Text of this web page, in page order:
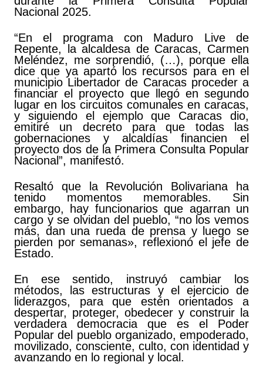
Nacional 2025.
“En el programa con Maduro Live de
Repente, la alcaldesa de Caracas, Carmen
Meléndez, me sorprendió, (…), porque ella
dice que ya apartó los recursos para en el
municipio Libertador de Caracas proceder a
financiar el proyecto que llegó en segundo
lugar en los circuitos comunales en caracas,
y siguiendo el ejemplo que Caracas dio,
emitiré un decreto para que todas las
gobernaciones y alcaldías financien el
proyecto dos de la Primera Consulta Popular
Nacional”, manifestó.
Resaltó que la Revolución Bolivariana ha
tenido momentos memorables. Sin
embargo, hay funcionarios que agarran un
cargo y se olvidan del pueblo, “no los vemos
más, dan una rueda de prensa y luego se
pierden por semanas», reflexionó el jefe de
Estado.
En ese sentido, instruyó cambiar los
métodos, las estructuras y el ejercicio de
liderazgos, para que estén orientados a
despertar, proteger, obedecer y construir la
verdadera democracia que es el Poder
Popular del pueblo organizado, empoderado,
movilizado, consciente, culto, con identidad y
avanzando en lo regional y local.